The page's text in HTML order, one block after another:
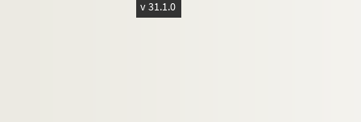
v 31.1.0